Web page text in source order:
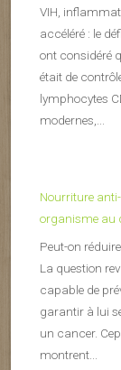
VIH,
accéléré : le
ont considéré
était de
lymphocytes
modernes,...
Nourriture
organisme au
Peut-on
La question
capable de
garantir à lui
un cancer.
montrent...